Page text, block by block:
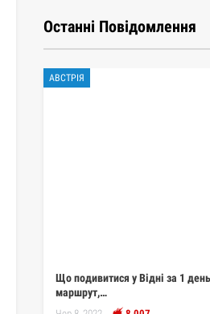
Останні Повідомлення
АВСТРІЯ
Що подивитися у Відні за 1
маршрут,…